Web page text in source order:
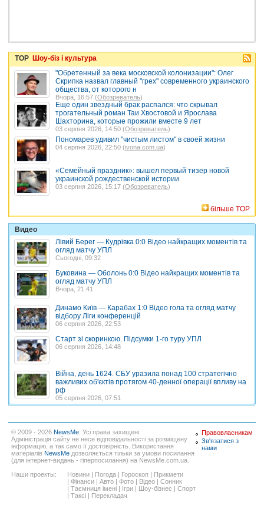
TOP Шоу-біз і культура
"Обретенный за века московской колонизации": Олег
Скрипка назвал главный "грех" современного украинского
общества, от которого н
Вчора, 16:57 (Обозреватель)
Еще один звездный брак распался: что скрывал
трогательный роман Таи Хвостовой и Ярослава
Шахторина, которые прожили вместе 9 лет
03 серпня 2026, 14:50 (Обозреватель)
Пономарев удивил "чистым листом" в своей жизни
04 серпня 2026, 22:50 (ivona.com.ua)
«Семейный праздник»: вышел первый тизер новой
украинской рождественской истории
03 серпня 2026, 15:17 (Обозреватель)
більше TOP
Видео
Лівий Берег — Кудрівка 0:0 Відео найкращих моментів та
огляд матчу УПЛ
Сьогодні, 09:32
Буковина — Оболонь 0:0 Відео найкращих моментів та
огляд матчу УПЛ
Вчора, 21:41
Динамо Київ — Карабах 1:0 Відео гола та огляд матчу
відбору Ліги конференцій
06 серпня 2026, 22:53
Старт зі скоринкою. Підсумки 1-го туру УПЛ
06 серпня 2026, 14:48
Війна, день 1624. СБУ уразила понад 100 стратегічно
важливих об'єктів протягом 40-денної операції впливу на
рф
05 серпня 2026, 07:51
© 2009 - 2026 NewsMe . Усі права захищені.
Адміністрація сайту не несе відповідальності за розміщену
інформацію, а так само її достовірність. Використання
матеріалів NewsMe дозволяється тільки за умови посилання
(для інтернет-видань - гіперпосилання) на NewsMe.com.ua.
Наши проекты:
Новини | Погода | Гороскоп | Прикмети
| Фінанси | Авто | Фото | Відео | Сонник
| Таємниця імені | Ігри | Шоу-бізнес | Спорт
| Таксі | Перекладач
Правовласникам
Зв'язатися з
нами